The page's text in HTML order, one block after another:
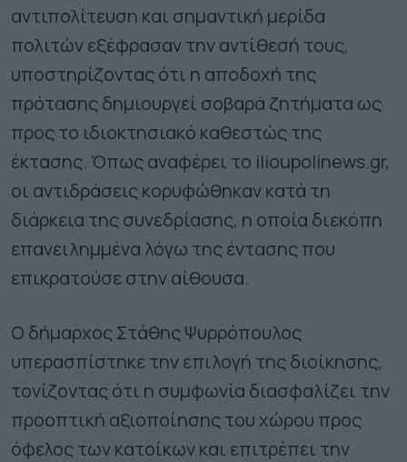
αντιπολίτευση και σημαντική μερίδα
πολιτών εξέφρασαν την αντίθεσή τους,
υποστηρίζοντας ότι η αποδοχή της
πρότασης δημιουργεί σοβαρά ζητήματα ως
προς το ιδιοκτησιακό καθεστώς της
έκτασης. Όπως αναφέρει το ilioupolinews.gr,
οι αντιδράσεις κορυφώθηκαν κατά τη
διάρκεια της συνεδρίασης, η οποία διεκόπη
επανειλημμένα λόγω της έντασης που
επικρατούσε στην αίθουσα.
Ο δήμαρχος Στάθης Ψυρρόπουλος
υπερασπίστηκε την επιλογή της διοίκησης,
τονίζοντας ότι η συμφωνία διασφαλίζει την
προοπτική αξιοποίησης του χώρου προς
όφελος των κατοίκων και επιτρέπει την